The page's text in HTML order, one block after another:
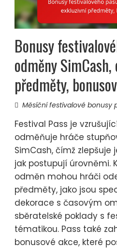
Bonusy
odměny
předměty,
Měsíční festivalové bonusy
Festival Pass je
odměňuje hráče
SimCash, čímž zlepšuje
jak postupují úrovněmi.
odměn mohou hráči
předměty, jako jsou
dekorace s časovým
sběratelské poklady s
tématikou. Pass také
bonusové akce, které